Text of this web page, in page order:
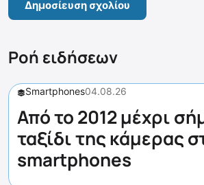
Ροή ειδήσεων
Smartphones04.08.26
Από το 2012 μέχρι
ταξίδι της κάμερας
smartphones